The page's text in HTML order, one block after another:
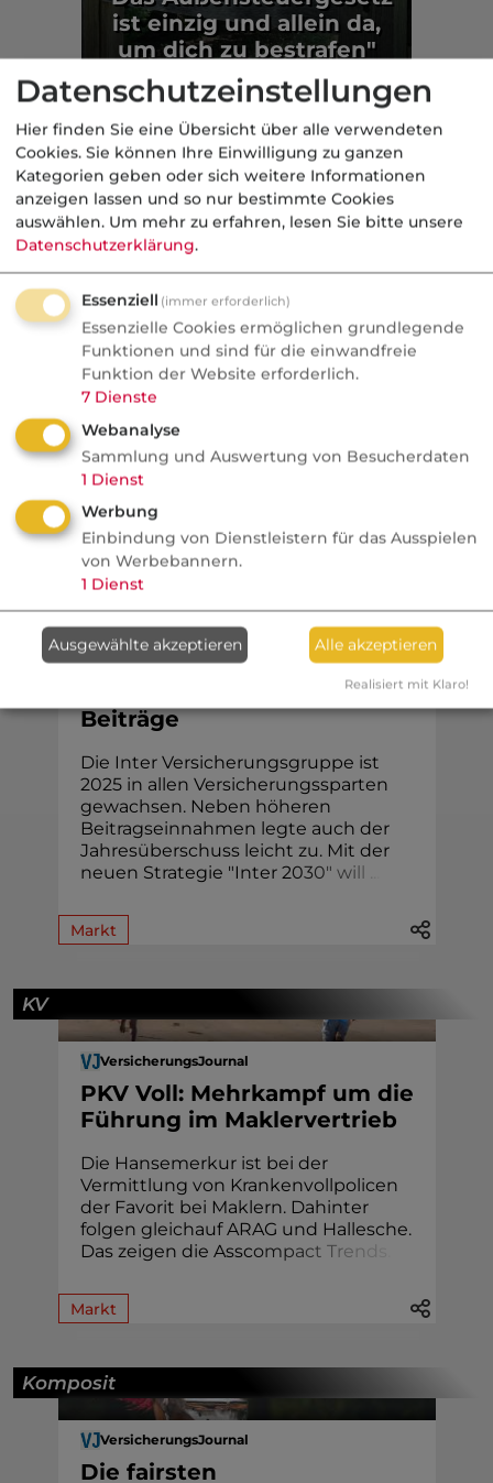
ist einzig und allein da,
um dich zu bestrafen"
Politik
Aus der dvb-Redaktion
geförderte AV
Altersvorsorge-Reform:
Versicherer bereiten sich auf
Verdrängungswettbewerb vor
Werbeschlacht im Herbst, Provisionen
unter Druck, Neobroker auf
Bestandsjagd. Einiges dürfte Makler
beunruhigen.
Versicherungsbote
Inter steigert Gewinn und
Beiträge
Die Inter Versicherungsgruppe ist
2025 in allen Versicherungssparten
gewachsen. Neben höheren
Beitragseinnahmen legte auch der
Jahresüberschuss leicht zu. Mit der
neuen Strategie "Inter 2030" will
Markt
KV
VersicherungsJournal
PKV Voll: Mehrkampf um die
Führung im Maklervertrieb
Die Hansemerkur ist bei der
Vermittlung von Krankenvollpolicen
der Favorit bei Maklern. Dahinter
folgen gleichauf ARAG und Hallesche.
Das zeigen die Asscompact Trend
Markt
Komposit
VersicherungsJournal
Die fairsten
Datenschutzeinstellungen
Hier finden Sie eine Übersicht über alle verwendeten
Cookies. Sie können Ihre Einwilligung zu ganzen
Kategorien geben oder sich weitere Informationen
anzeigen lassen und so nur bestimmte Cookies
auswählen. Um mehr zu erfahren, lesen Sie bitte unsere
Datenschutzerklärung.
Essenziell (immer erforderlich)
Essenzielle Cookies ermöglichen grundlegende
Funktionen und sind für die einwandfreie
Funktion der Website erforderlich.
7 Dienste
Webanalyse
Sammlung und Auswertung von Besucherdaten
1 Dienst
Werbung
Einbindung von Dienstleistern für das Ausspielen
von Werbebannern.
1 Dienst
Ausgewählte akzeptieren Alle akzeptieren
Realisiert mit Klaro!